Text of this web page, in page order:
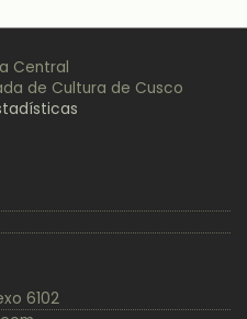
Central
de Cultura de Cusco
Top
6102